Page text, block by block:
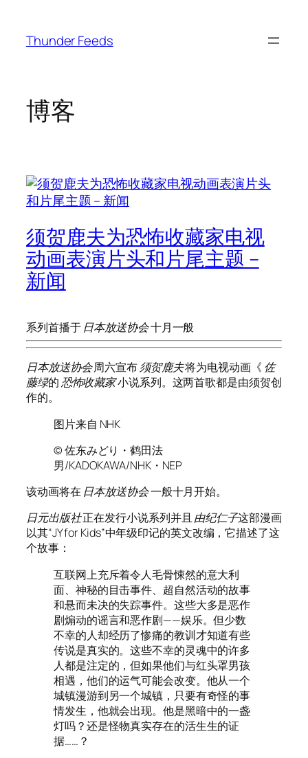
Thunder Feeds
博客
须贺鹿夫为恐怖收藏家电视
动画表演片头和片尾主题 –
新闻
系列首播于日本放送协会十月一般
日本放送协会周六宣布须贺鹿夫将为电视动画《 佐
藤绿的恐怖收藏家小说系列。这两首歌都是由须贺创
作的。
图片来自 NHK
© 佐东みどり・鹤田法
男/KADOKAWA/NHK・NEP
该动画将在 日本放送协会一般十月开始。
日元出版社正在发行小说系列并且由纪仁子这部漫画
以其“JY for Kids”中年级印记的英文改编，它描述了这
个故事：
互联网上充斥着令人毛骨悚然的意大利
面、神秘的目击事件、超自然活动的故事
和悬而未决的失踪事件。这些大多是恶作
剧煽动的谣言和恶作剧——娱乐。但少数
不幸的人却经历了惨痛的教训才知道有些
传说是真实的。这些不幸的灵魂中的许多
人都是注定的，但如果他们与红头罩男孩
相遇，他们的运气可能会改变。他从一个
城镇漫游到另一个城镇，只要有奇怪的事
情发生，他就会出现。他是黑暗中的一盏
灯吗？还是怪物真实存在的活生生的证
据……？